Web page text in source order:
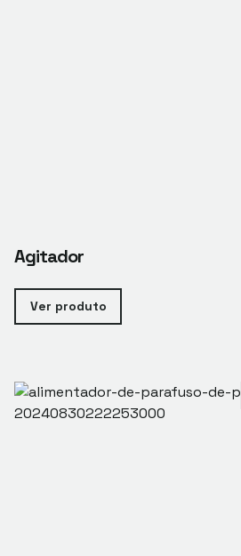
Agitador
Ver produto